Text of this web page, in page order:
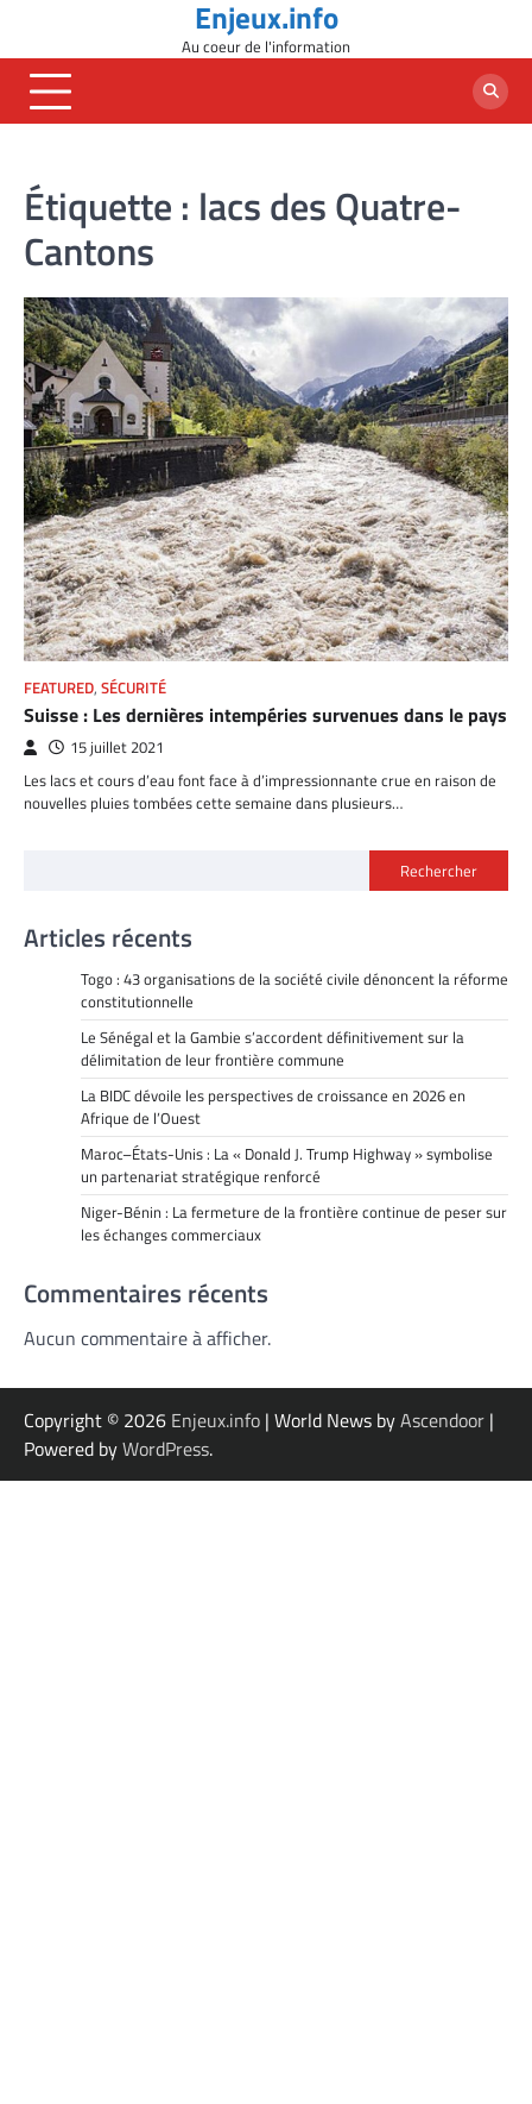
content
Enjeux.info
Au coeur de l'information
Étiquette : lacs des Quatre-
Cantons
FEATURED, SÉCURITÉ
Suisse : Les dernières intempéries survenues dans le pays
15 juillet 2021
Les lacs et cours d’eau font face à d’impressionnante crue en raison de
nouvelles pluies tombées cette semaine dans plusieurs…
Rechercher
Articles récents
Togo : 43 organisations de la société civile dénoncent la réforme
constitutionnelle
Le Sénégal et la Gambie s’accordent définitivement sur la
délimitation de leur frontière commune
La BIDC dévoile les perspectives de croissance en 2026 en
Afrique de l’Ouest
Maroc–États-Unis : La « Donald J. Trump Highway » symbolise
un partenariat stratégique renforcé
Niger-Bénin : La fermeture de la frontière continue de peser sur
les échanges commerciaux
Commentaires récents
Aucun commentaire à afficher.
Copyright © 2026 Enjeux.info | World News byAscendoor |
Powered byWordPress.